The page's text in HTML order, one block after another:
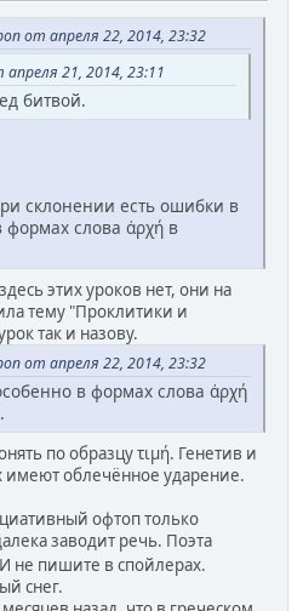
от апреля 22, 2014, 23:32
21, 2014, 23:11
битвой.
склонении есть ошибки в
слова ἀρχή в
этих уроков нет, они на
тему "Проклитики и
так и назову.
от апреля 22, 2014, 23:32
в формах слова ἀρχή
по образцу τιμή. Генетив и
имеют облечённое ударение.
офтоп только
заводит речь. Поэта
И не пишите в спойлерах.
снег.